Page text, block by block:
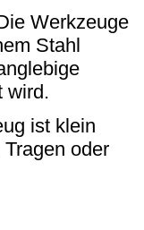
Werkzeuge
Stahl
wird.
ist klein
oder